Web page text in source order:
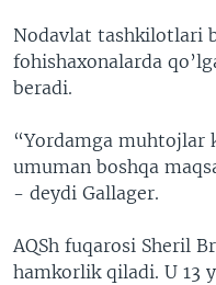
Nodavlat tashkilotlari
fohishaxonalarda
beradi.
“Yordamga muhtojlar
umuman boshqa
- deydi Gallager.
AQSh fuqarosi Sheril
hamkorlik qiladi. U 13